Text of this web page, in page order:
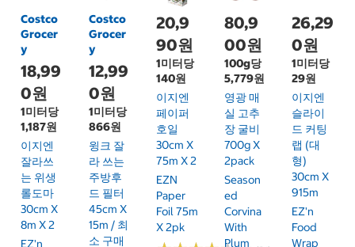
Costco
Grocer
y
18,99
0원
1미터당
1,187원
이지엔
잘라쓰
는 위생
롤도마
30cm X
8m X 2
EZ'n
Costco
Grocer
y
12,99
0원
1미터당
866원
윙크 잘
라 쓰는
주방후
드 필터
45cm X
15m / 최
소 구매
20,9
90원
1미터당
140원
이지엔
페이퍼
호일
30cm X
75m X 2
EZN
Paper
Foil 75m
X 2pk
80,9
00원
100g당
5,779원
영광 매
실 고추
장 굴비
700g X
2pack
Season
Ed
Corvina
With
Plum
26,29
0원
1미터당
29원
이지엔
슬라이
드 커팅
랩 (대
형)
30cm X
915m
EZ'n
Food
Wrap